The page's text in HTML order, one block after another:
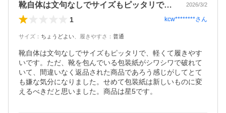
靴自体は文句なしでサイズもピッタリで、… 2026/3/2
1 kcw********さん
サイズ ： ちょうどよい 履きやすさ ： 普通
靴自体は文句なしでサイズもピッタリで、軽くて履きやす
いです。ただ、靴を包んでいる包装紙がシワシワで破れて
いて、間違いなく返品された商品であろう感じがしてとて
も嫌な気分になりました。せめて包装紙は新しいものに変
えるべきだと思いました。商品は星5です。